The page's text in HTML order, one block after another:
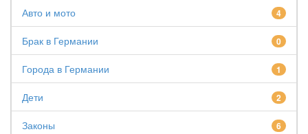
Авто и мото 4
Брак в Германии 0
Города в Германии 1
Дети 2
Законы 6